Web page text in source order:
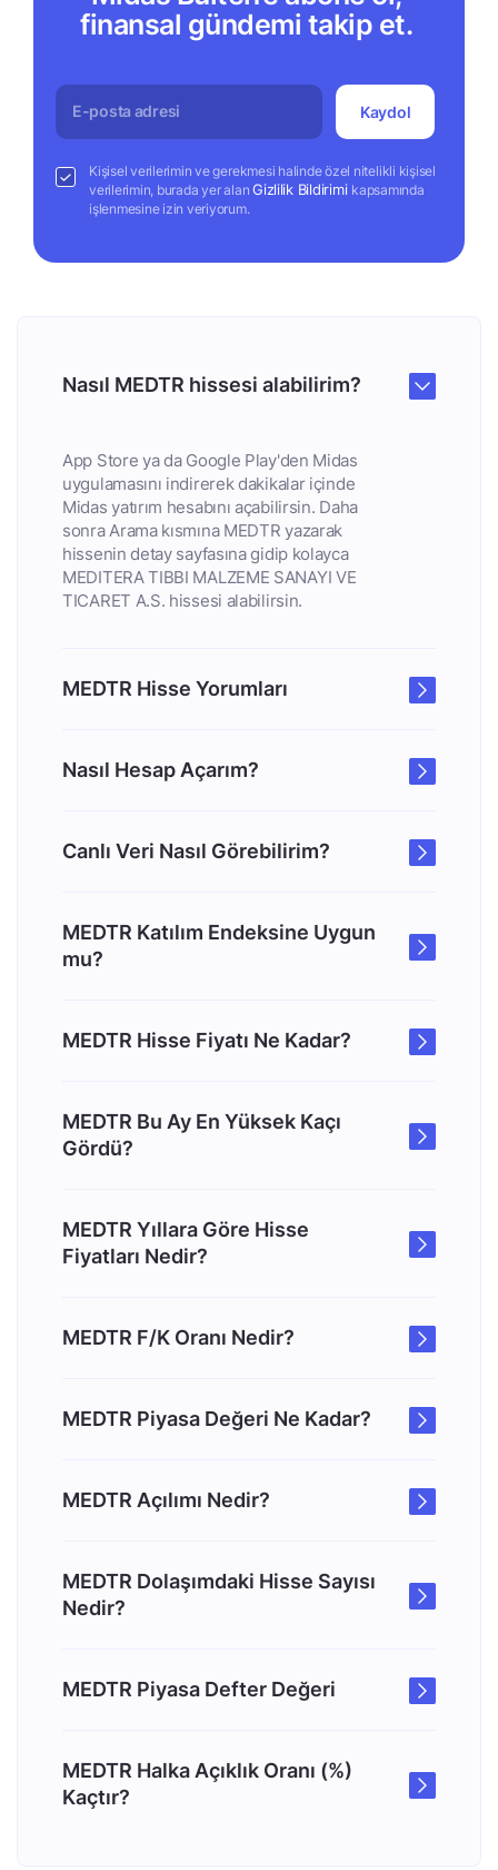
finansal gündemi takip et.
Kaydol
Kişisel verilerimin ve gerekmesi halinde özel nitelikli kişisel
verilerimin, burada yer alanGizlilik Bildirimi kapsamında
işlenmesine izin veriyorum.
Nasıl MEDTR hissesi alabilirim?
App Store ya da Google Play'den Midas
uygulamasını indirerek dakikalar içinde
Midas yatırım hesabını açabilirsin. Daha
sonra Arama kısmına MEDTR yazarak
hissenin detay sayfasına gidip kolayca
MEDITERA TIBBI MALZEME SANAYI VE
TICARET A.S. hissesi alabilirsin.
MEDTR Hisse Yorumları
Nasıl Hesap Açarım?
Canlı Veri Nasıl Görebilirim?
MEDTR Katılım Endeksine Uygun
mu?
MEDTR Hisse Fiyatı Ne Kadar?
MEDTR Bu Ay En Yüksek Kaçı
Gördü?
MEDTR Yıllara Göre Hisse
Fiyatları Nedir?
MEDTR F/K Oranı Nedir?
MEDTR Piyasa Değeri Ne Kadar?
MEDTR Açılımı Nedir?
MEDTR Dolaşımdaki Hisse Sayısı
Nedir?
MEDTR Piyasa Defter Değeri
MEDTR Halka Açıklık Oranı (%)
Kaçtır?